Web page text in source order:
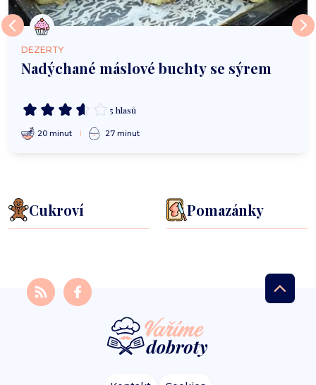
DEZERTY
Nadýchané máslové buchty se sýrem
5 hlasů
20 minut 27 minut
Cukroví Pomazánky